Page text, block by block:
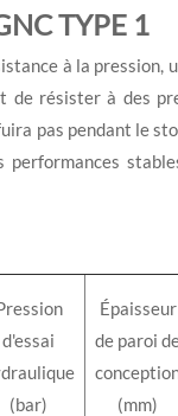
TYPE 1
à la pression,
de résister à des
pas pendant le
d'essai
(bar)
Épaisseur
de paroi
(mm)